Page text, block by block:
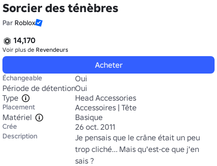
Sorcier des ténèbres
Par Roblox
14,170
Voir plus de Revendeurs
Acheter
Échangeable
Oui
Période de détentionOui
Type
Head Accessories
Placement
Accessoires | Tête
Matériel
Basique
Crée 26 oct. 2011
Description
Je pensais que le crâne était un peu
trop cliché... Mais qu'est-ce que j'en
sais ?